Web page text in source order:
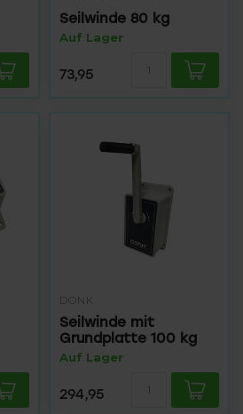
Seilwinde 80 kg
Auf Lager
73,95
DONK
Seilwinde mit
Grundplatte 100 kg
Auf Lager
294,95